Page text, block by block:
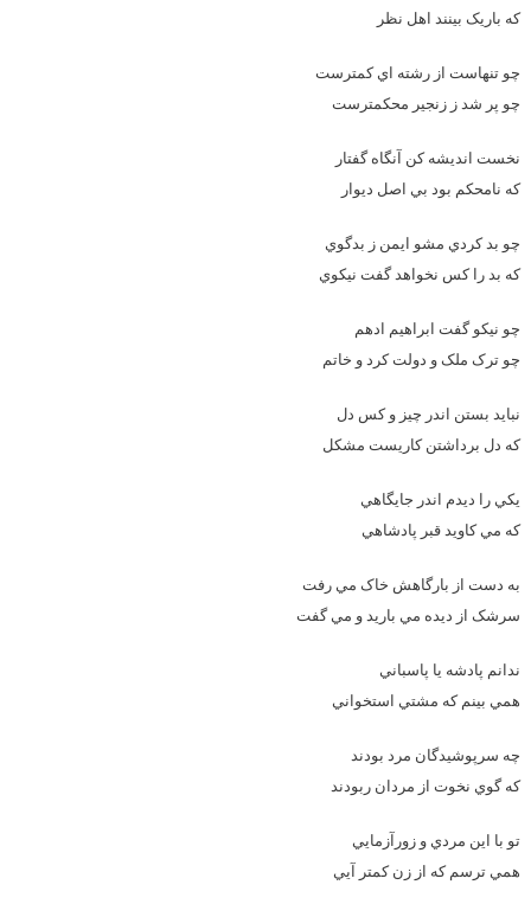
که باريک بينند اهل نظر
چو تنهاست از رشته اي کمترست
چو پر شد ز زنجير محکمترست
نخست انديشه کن آنگاه گفتار
که نامحکم بود بي اصل ديوار
چو بد کردي مشو ايمن ز بدگوي
که بد را کس نخواهد گفت نيکوي
چو نيکو گفت ابراهيم ادهم
چو ترک ملک و دولت کرد و خاتم
نبايد بستن اندر چيز و کس دل
که دل برداشتن کاريست مشکل
يکي را ديدم اندر جايگاهي
که مي کاويد قبر پادشاهي
به دست از بارگاهش خاک مي رفت
سرشک از ديده مي باريد و مي گفت
ندانم پادشه يا پاسباني
همي بينم که مشتي استخواني
چه سرپوشيدگان مرد بودند
که گوي نخوت از مردان ربودند
تو با اين مردي و زورآزمايي
همي ترسم که از زن کمتر آيي